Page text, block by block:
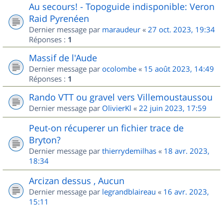
Au secours! - Topoguide indisponible: Veron
Raid Pyrenéen
Dernier message par maraudeur « 27 oct. 2023, 19:34
Réponses : 1
Massif de l'Aude
Dernier message par ocolombe « 15 août 2023, 14:49
Réponses : 1
Rando VTT ou gravel vers Villemoustaussou
Dernier message par OlivierKl « 22 juin 2023, 17:59
Peut-on récuperer un fichier trace de
Bryton?
Dernier message par thierrydemilhas « 18 avr. 2023,
18:34
Arcizan dessus , Aucun
Dernier message par legrandblaireau « 16 avr. 2023,
15:11